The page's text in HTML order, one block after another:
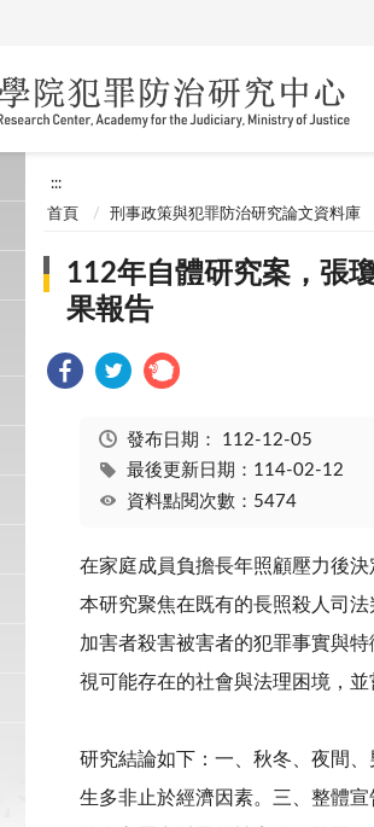
:::
首頁 刑事政策與犯罪防治研究論文資料庫
112年自體研究案，張
果報告
發布日期： 112-12-05
最後更新日期：114-02-12
資料點閱次數：5474
在家庭成員負擔長年照顧壓力後
本研究聚焦在既有的長照殺人司
加害者殺害被害者的犯罪事實與
視可能存在的社會與法理困境，
研究結論如下：一、秋冬、夜間
生多非止於經濟因素。三、整體